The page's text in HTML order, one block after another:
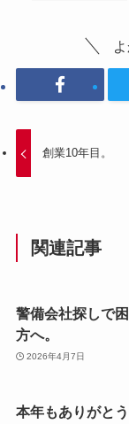
創業10年目。
関連記事
警備会社探しで
方へ。
2026年4月7日
本年もありがと